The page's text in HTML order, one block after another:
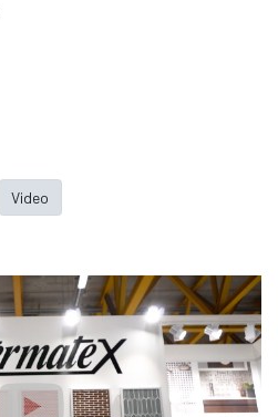
Video